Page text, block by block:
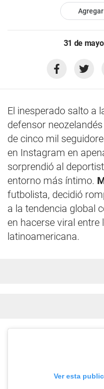
31 de
El inesperado salto a
defensor
de cinco mil
en Instagram en
sorprendió al
entorno más íntimo.
futbolista, decidió
a la tendencia global
en hacerse viral entre
latinoamericana.
Ver esta